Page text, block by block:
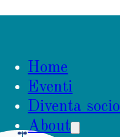
Home
Eventi
Diventa socio
About